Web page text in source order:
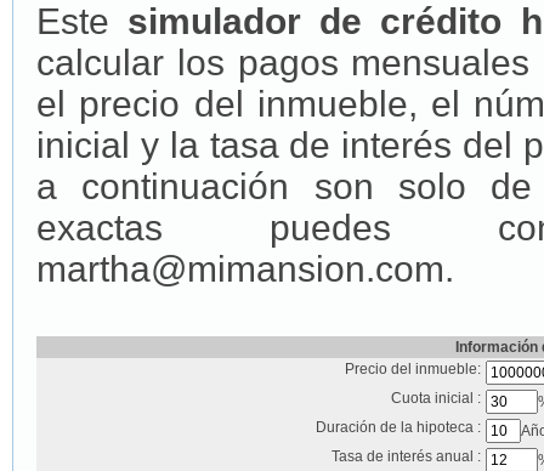
Este simulador de crédito
calcular los pagos
el precio del inmueble, el
inicial y la tasa de interés del
a continuación son solo
exactas puedes
martha@mimansion.com.
Precio del inmueble:
Cuota inicial :
Duración de la hipoteca :
Tasa de interés anual :